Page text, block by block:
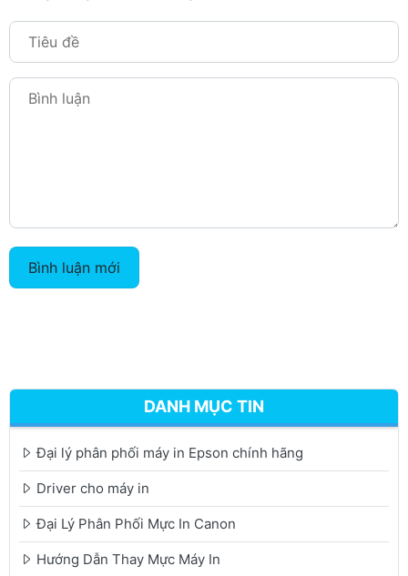
Bình luận mới
DANH MỤC TIN
Đại lý phân phối máy in Epson chính hãng
Driver cho máy in
Đại Lý Phân Phối Mực In Canon
Hướng Dẫn Thay Mực Máy In